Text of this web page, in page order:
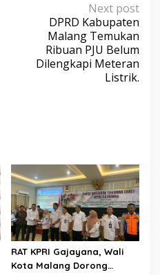
Next post
DPRD Kabupaten
Malang Temukan
Ribuan PJU Belum
Dilengkapi Meteran
Listrik.
RAT KPRI Gajayana, Wali
Kota Malang Dorong